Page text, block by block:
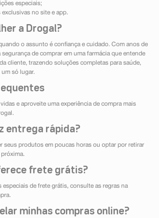
especiais;
exclusivas no site e app.
a Drogal?
o assunto é confiança e cuidado. Com anos de
de comprar em uma farmácia que entende
cliente, trazendo soluções completas para saúde,
um só lugar.
e aproveite uma experiência de compra mais
entrega rápida?
seus produtos em poucas horas ou optar por retirar
frete grátis?
especiais de frete grátis, consulte as regras na
minhas compras online?